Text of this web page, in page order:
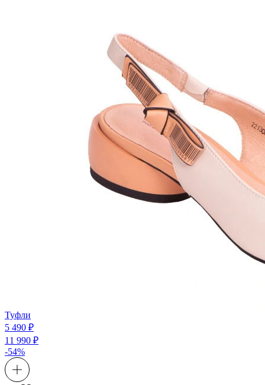
Туфли
5 490 ₽
11 990 ₽
-54%